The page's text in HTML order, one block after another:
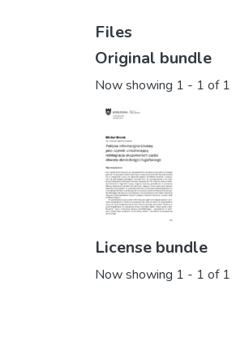
Files
Original bundle
Now showing 1 - 1 of 1
License bundle
Now showing 1 - 1 of 1